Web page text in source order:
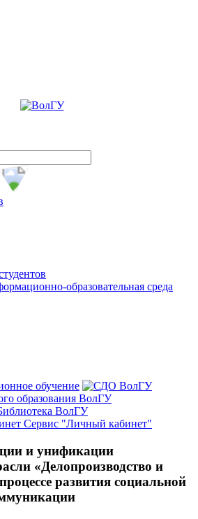
Пожалуйста
образовательная среда
обучение
образования ВолГУ
ВолГУ
Сервис "Личный кабинет"
и унификации
«Делопроизводство и
развития социальной